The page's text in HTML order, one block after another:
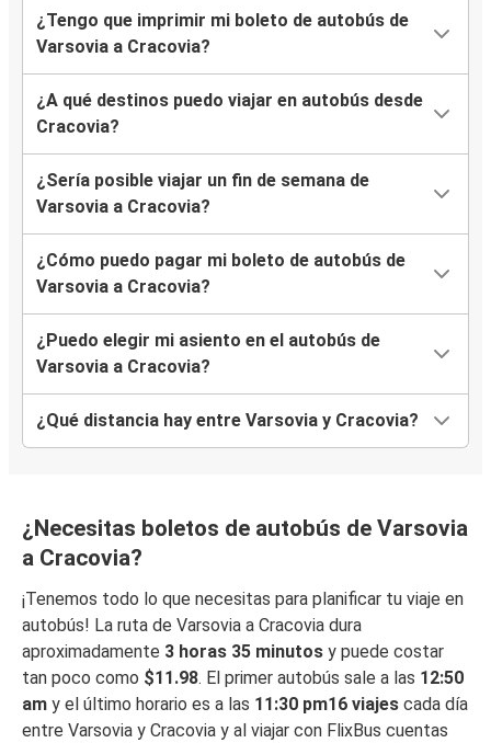
¿Tengo que imprimir mi boleto de autobús de
Varsovia a Cracovia?
¿A qué destinos puedo viajar en autobús desde
Cracovia?
¿Sería posible viajar un fin de semana de
Varsovia a Cracovia?
¿Cómo puedo pagar mi boleto de autobús de
Varsovia a Cracovia?
¿Puedo elegir mi asiento en el autobús de
Varsovia a Cracovia?
¿Qué distancia hay entre Varsovia y Cracovia?
¿Necesitas boletos de autobús de Varsovia
a Cracovia?
¡Tenemos todo lo que necesitas para planificar tu viaje en
autobús! La ruta de Varsovia a Cracovia dura
aproximadamente 3 horas 35 minutos y puede costar
tan poco como $11.98. El primer autobús sale a las 12:50
am y el último horario es a las 11:30 pm16 viajes cada día
entre Varsovia y Cracovia y al viajar con FlixBus cuentas